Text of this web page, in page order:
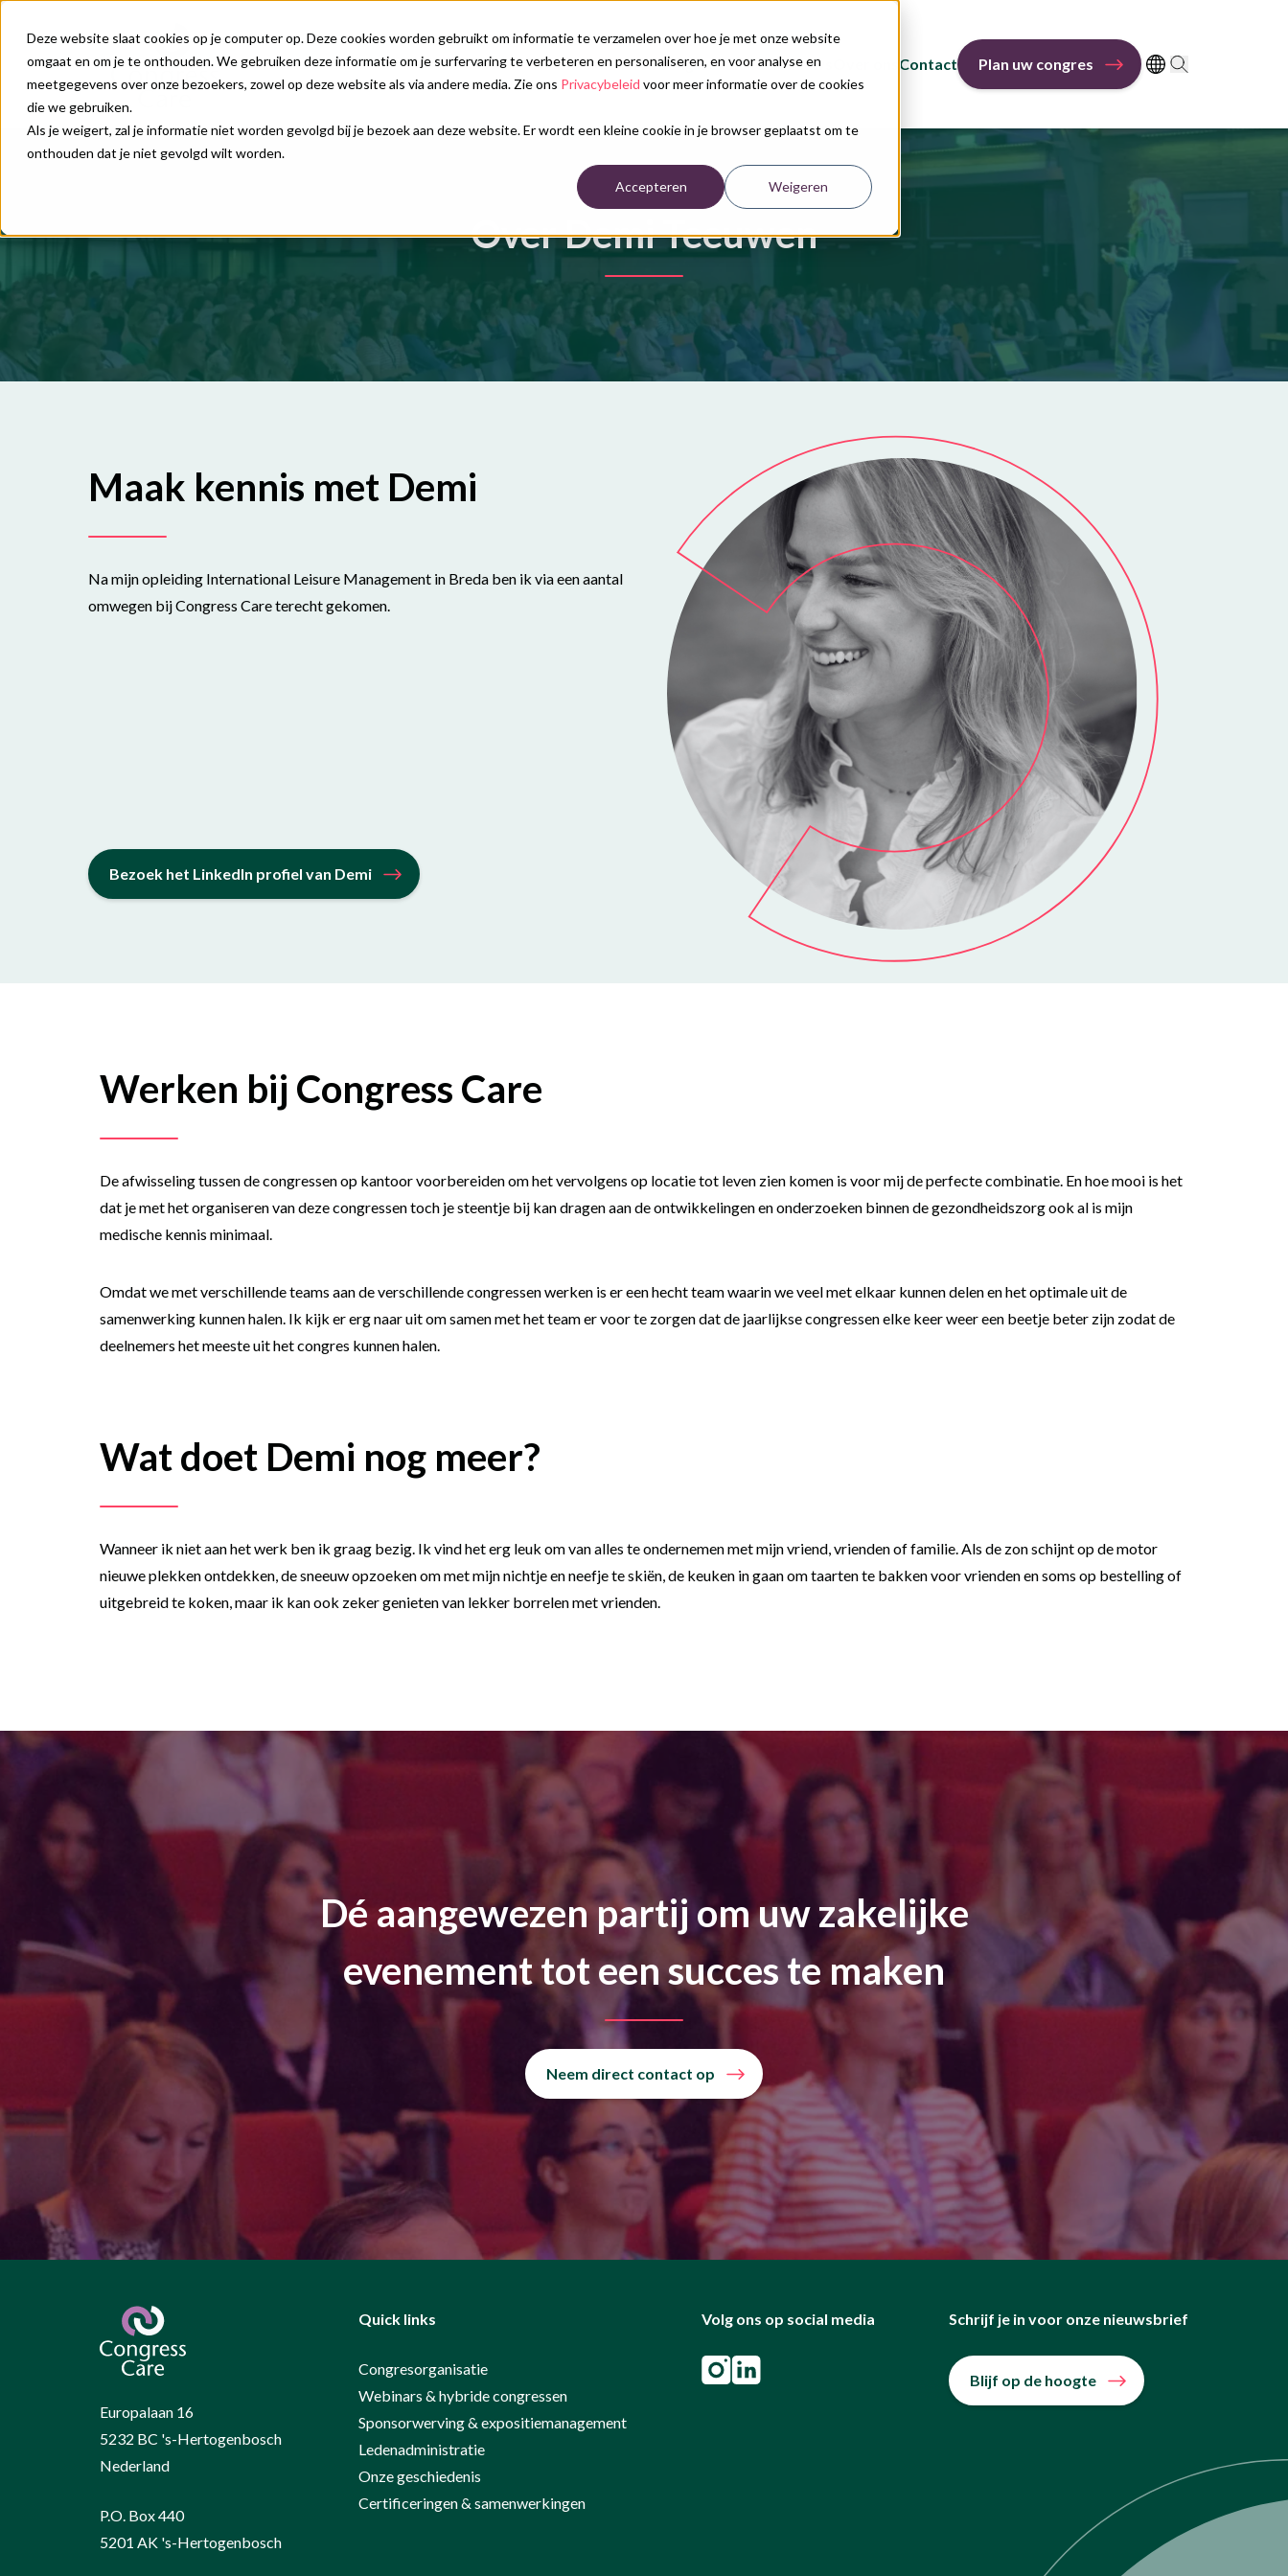
Deze website slaat cookies op je computer op. Deze cookies worden gebruikt om informatie te verzamelen over hoe je met onze website
omgaat en om je te onthouden. We gebruiken deze informatie om je surfervaring te verbeteren en personaliseren, en voor analyse en
meetgegevens over onze bezoekers, zowel op deze website als via andere media. Zie ons Privacybeleid voor meer informatie over de cookies
die we gebruiken.
Als je weigert, zal je informatie niet worden gevolgd bij je bezoek aan deze website. Er wordt een kleine cookie in je browser geplaatst om te
onthouden dat je niet gevolgd wilt worden.
Accepteren Weigeren
Onze dienstenCongreskalenderNieuws Contact Plan uw congres
Over Demi Teeuwen
Maak kennis met Demi
Na mijn opleiding International Leisure Management in Breda ben ik via een aantal
omwegen bij Congress Care terecht gekomen.
Bezoek het LinkedIn profiel van Demi
Werken bij Congress Care
De afwisseling tussen de congressen op kantoor voorbereiden om het vervolgens op locatie tot leven zien komen is voor mij de perfecte combinatie. En hoe mooi is het
dat je met het organiseren van deze congressen toch je steentje bij kan dragen aan de ontwikkelingen en onderzoeken binnen de gezondheidszorg ook al is mijn
medische kennis minimaal.
Omdat we met verschillende teams aan de verschillende congressen werken is er een hecht team waarin we veel met elkaar kunnen delen en het optimale uit de
samenwerking kunnen halen. Ik kijk er erg naar uit om samen met het team er voor te zorgen dat de jaarlijkse congressen elke keer weer een beetje beter zijn zodat de
deelnemers het meeste uit het congres kunnen halen.
Wat doet Demi nog meer?
Wanneer ik niet aan het werk ben ik graag bezig. Ik vind het erg leuk om van alles te ondernemen met mijn vriend, vrienden of familie. Als de zon schijnt op de motor
nieuwe plekken ontdekken, de sneeuw opzoeken om met mijn nichtje en neefje te skiën, de keuken in gaan om taarten te bakken voor vrienden en soms op bestelling of
uitgebreid te koken, maar ik kan ook zeker genieten van lekker borrelen met vrienden.
Dé aangewezen partij om uw zakelijke
evenement tot een succes te maken
Neem direct contact op
Europalaan 16
5232 BC 's-Hertogenbosch
Nederland
P.O. Box 440
5201 AK 's-Hertogenbosch
Quick links
Congresorganisatie
Webinars & hybride congressen
Sponsorwerving & expositiemanagement
Ledenadministratie
Onze geschiedenis
Certificeringen & samenwerkingen
Volg ons op social media Schrijf je in voor onze nieuwsbrief
Blijf op de hoogte